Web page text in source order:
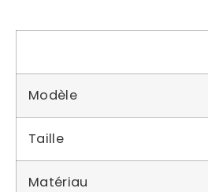
Modèle
Taille
Matériau